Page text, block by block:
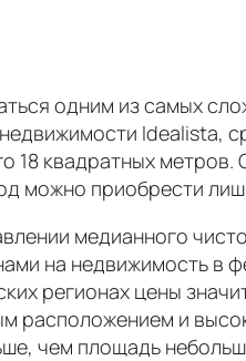
одним из самых
Idealista,
18 квадратных
можно приобрести
медианного
на недвижимость в
регионах цены
расположением и
чем площадь